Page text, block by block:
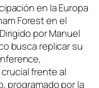
en la Europa
Forest en el
por Manuel
busca replicar su
frente al
programado por la